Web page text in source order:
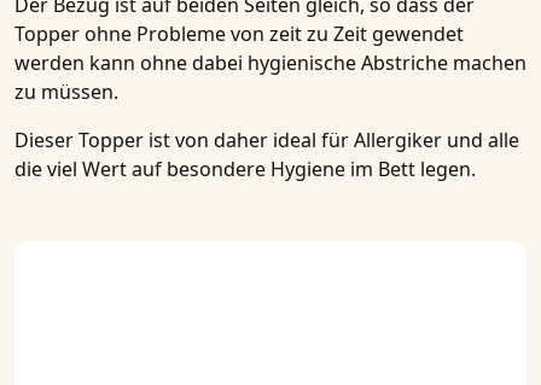
Topper ohne Probleme von zeit zu Zeit gewendet
werden kann ohne dabei hygienische Abstriche machen
zu müssen.
Dieser Topper ist von daher ideal für Allergiker und alle
die viel Wert auf besondere Hygiene im Bett legen.